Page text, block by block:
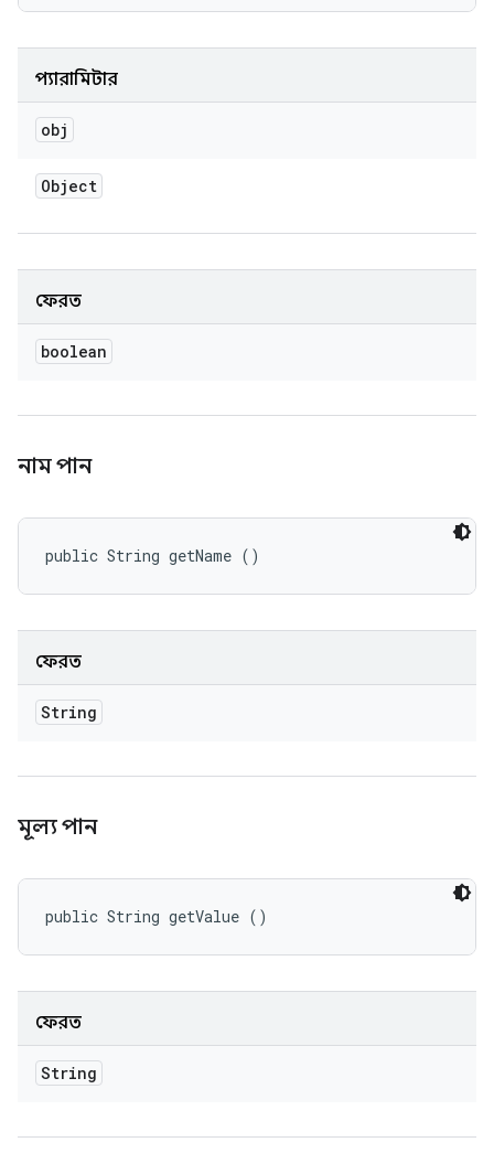
প্যারামিটার
obj
Object
ফেরত
boolean
নাম পান
public String getName ()
ফেরত
String
মূল্য পান
public String getValue ()
ফেরত
String